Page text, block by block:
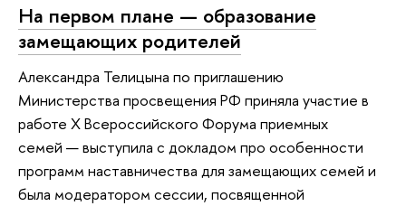
На первом плане — образование
замещающих родителей
Александра Телицына по приглашению
Министерства просвещения РФ приняла участие в
работе X Всероссийского Форума приемных
семей — выступила с докладом про особенности
программ наставничества для замещающих семей и
была модератором сессии, посвященной